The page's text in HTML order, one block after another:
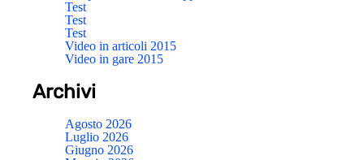
Test
Test
Test
Video in articoli 2015
Video in gare 2015
Archivi
Agosto 2026
Luglio 2026
Giugno 2026